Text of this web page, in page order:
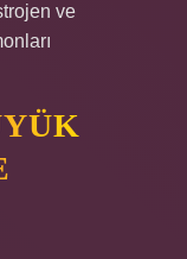
ve